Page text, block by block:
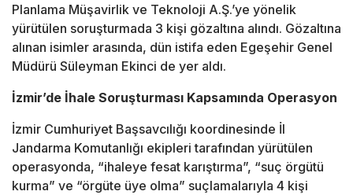
Planlama Müşavirlik ve Teknoloji A.Ş.’ye yönelik
yürütülen soruşturmada 3 kişi gözaltına alındı. Gözaltına
alınan isimler arasında, dün istifa eden Egeşehir Genel
Müdürü Süleyman Ekinci de yer aldı.
İzmir’de İhale Soruşturması Kapsamında Operasyon
İzmir Cumhuriyet Başsavcılığı koordinesinde İl
Jandarma Komutanlığı ekipleri tarafından yürütülen
operasyonda, “ihaleye fesat karıştırma”, “suç örgütü
kurma” ve “örgüte üye olma” suçlamalarıyla 4 kişi